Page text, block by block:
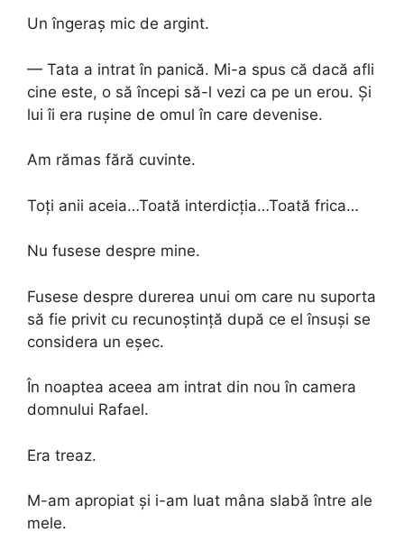
Un îngeraș mic de argint.
— Tata a intrat în panică. Mi-a spus că dacă afli
cine este, o să începi să-l vezi ca pe un erou. Și
lui îi era rușine de omul în care devenise.
Am rămas fără cuvinte.
Toți anii aceia…Toată interdicția…Toată frica…
Nu fusese despre mine.
Fusese despre durerea unui om care nu suporta
să fie privit cu recunoștință după ce el însuși se
considera un eșec.
În noaptea aceea am intrat din nou în camera
domnului Rafael.
Era treaz.
M-am apropiat și i-am luat mâna slabă între ale
mele.